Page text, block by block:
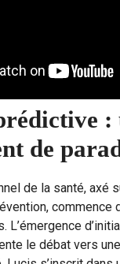
:
de
de la santé, axé
commence
L’émergence
le débat vers